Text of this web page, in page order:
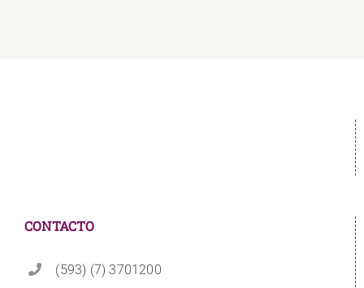
CONTACTO
(593) (7) 3701200